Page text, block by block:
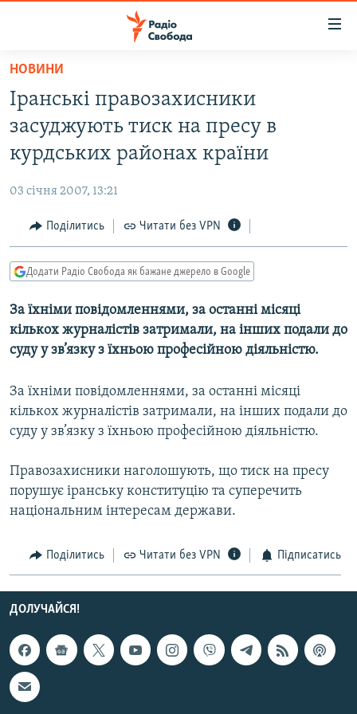
Перейти
основного
матеріалу
Перейти
до
основної
Перейти
до
пошуку
ВСЕ ЗА ДОБУ
СТАТТІ
СУСПІЛЬСТВО
УКРАЇНА
СВІТ
РОСІЙСЬКА «ФІЛЬТРАЦІЯ»
ДОНБАС.РЕАЛІЇ
ТИ ЯК?
СХЕМИ
КИТАЙ.ВИКЛИКИ
ФОТО
СПЕЦПРОЄКТИ
КРИМ РЕАЛІЇ
РУС
УКР
КТАТ
НОВИНИ
Іранські правозахисники
засуджують тиск на пресу в
курдських районах країни
03 січня 2007, 13:21
Поділитись Читати без VPN
Додати Радіо Свобода як бажане джерело в Google
За їхніми повідомленнями, за останні місяці
кількох журналістів затримали, на інших подали до
суду у зв’язку з їхньою професійною діяльністю.
За їхніми повідомленнями, за останні місяці
кількох журналістів затримали, на інших подали до
суду у зв’язку з їхньою професійною діяльністю.
Правозахисники наголошують, що тиск на пресу
порушує іранську конституцію та суперечить
національним інтересам держави.
Поділитись Читати без VPN Підписатись
ДОЛУЧАЙСЯ!